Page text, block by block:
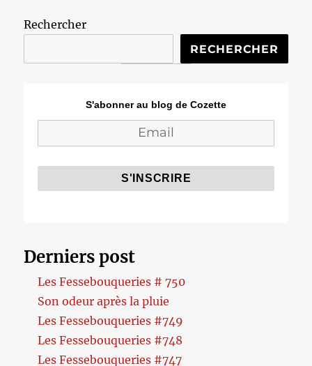
Rechercher
RECHERCHER
S'abonner au blog de Cozette
Derniers post
Les Fessebouqueries # 750
Son odeur après la pluie
Les Fessebouqueries #749
Les Fessebouqueries #748
Les Fessebouqueries #747